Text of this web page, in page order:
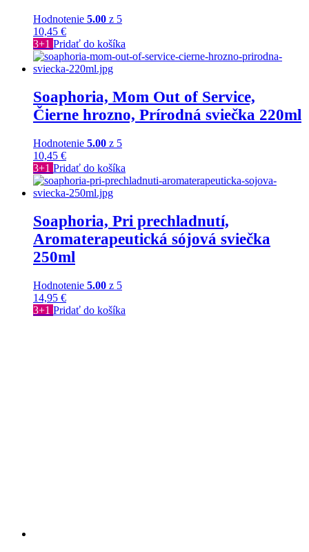
Hodnotenie 5.00 z 5
10,45 €
3+1 Pridať do košíka
Soaphoria, Mom Out of Service,
Čierne hrozno, Prírodná sviečka 220ml
Hodnotenie 5.00 z 5
10,45 €
3+1 Pridať do košíka
Soaphoria, Pri prechladnutí,
Aromaterapeutická sójová sviečka
250ml
Hodnotenie 5.00 z 5
14,95 €
3+1 Pridať do košíka